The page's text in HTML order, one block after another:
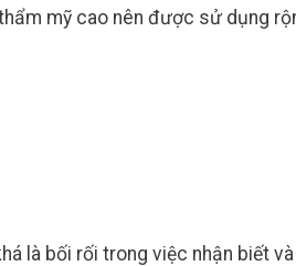
mỹ cao nên được sử dụng
là bối rối trong việc nhận biết